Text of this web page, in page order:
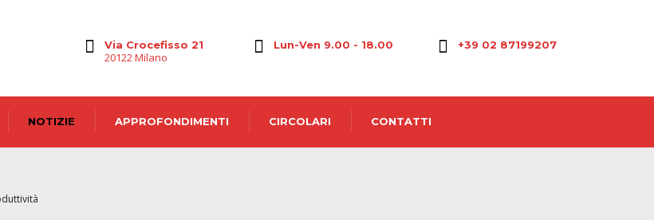
+39 02 87199207
Lun-Ven 9.00 - 18.00
Via Crocefisso 21
20122 Milano
NOTIZIE APPROFONDIMENTI CIRCOLARI CONTATTI